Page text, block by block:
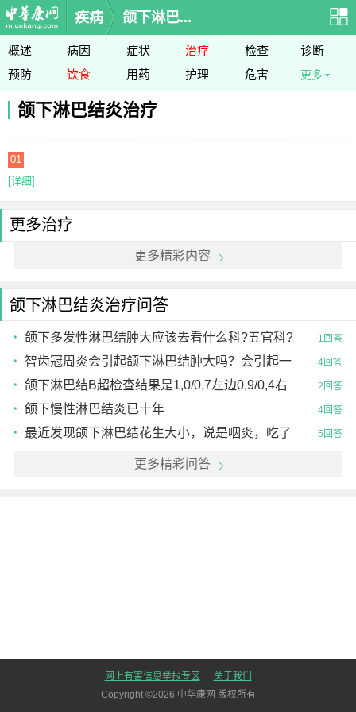
疾病 颌下淋巴...
概述 病因 症状 治疗 检查
诊断
预防
饮食 用药 护理 危害 更多
颌下淋巴结炎治疗
01
[详细]
更多治疗
更多精彩内容
颌下淋巴结炎治疗问答
颌下多发性淋巴结肿大应该去看什么科?五官科?
消化呼吸科?耳鼻喉科?这个症状有1个月了，打了5
天消炎针...
1回答
智齿冠周炎会引起颌下淋巴结肿大吗？会引起一
边的偏头痛吗？嘴巴里痛的不行，嘴都合不拢了，
吃东西只能不痛
4回答
颌下淋巴结B超检查结果是1,0/0,7左边0,9/0,4右
边大的，别的腺体正常B超诊断是颌下淋巴结炎...
2回答
颌下慢性淋巴结炎已十年 4回答
最近发现颌下淋巴结花生大小，说是咽炎，吃了
药，疙瘩还有怎么办？
5回答
更多精彩问答
网上有害信息举报专区
关于我们
Copyright ©2026 中华康网 版权所有